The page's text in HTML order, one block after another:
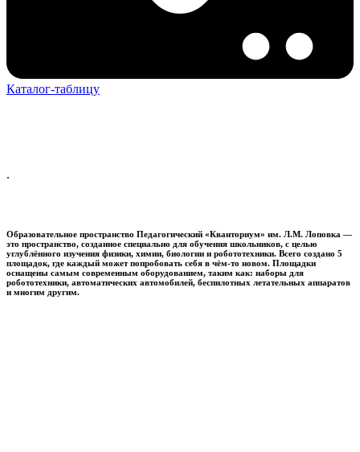
Каталог-таблицу
.
Образовательное пространство Педагогический «Кванториум» им. Л.М. Лоповка —
это пространство, созданное специально для обучения школьников, с целью
углублённого изучения физики, химии, биологии и робототехники. Всего создано 5
площадок, где каждый может попробовать себя в чём-то новом. Площадки
оснащены самым современным оборудованием, таким как: наборы для
робототехники, автоматических автомобилей, беспилотных летательных аппаратов
и многим другим.